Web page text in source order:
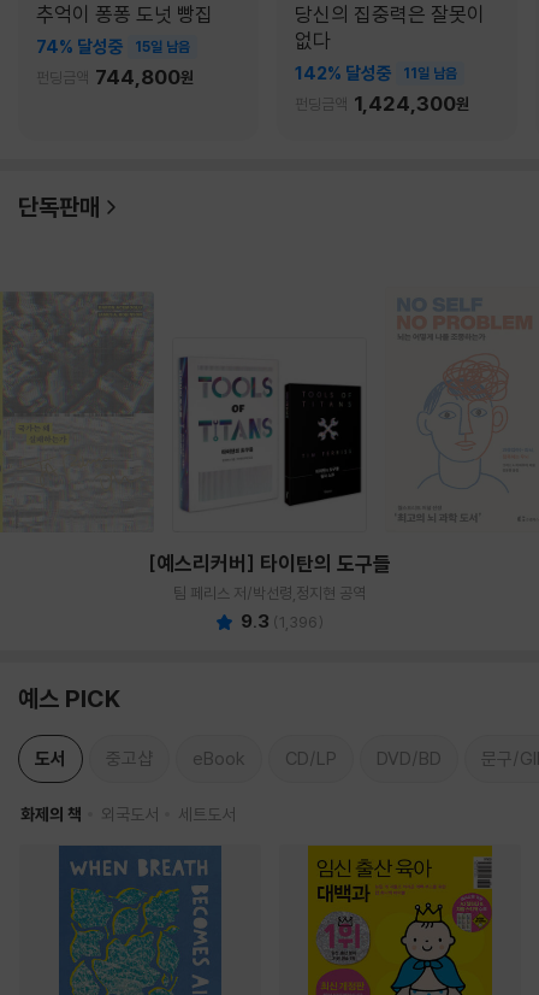
추억이 퐁퐁 도넛 빵집
74% 달성중 15일 남음
펀딩금액 744,800원
당신의 집중력은 잘못이
없다
142% 달성중 11일 남음
펀딩금액 1,424,300원
단독판매
[예스리커버] 타이탄의 도구들
팀 페리스 저/박선령,정지현 공역
9.3 (1,396)
예스 PICK
도서 중고샵 eBook CD/LP DVD/BD 문구/
화제의 책 외국도서 세트도서